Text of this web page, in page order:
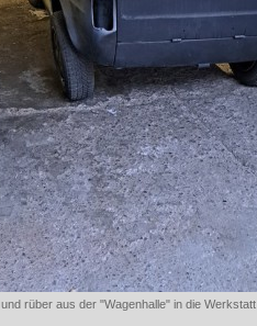
rüber aus der "Wagenhalle" in die Werkstatt.